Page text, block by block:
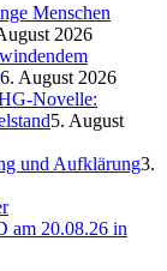
Menschen
2026
6. August 2026
Novelle:
5. August
und Aufklärung3.
am 20.08.26 in